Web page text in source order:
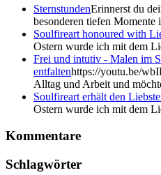
SternstundenErinnerst du
besonderen tiefen Momente
Soulfireart honoured with
Ostern wurde ich mit dem
Frei und intutiv - Malen im
entfaltenhttps://youtu.be/
Alltag und Arbeit und
Soulfireart erhält den
Ostern wurde ich mit dem
Kommentare
Schlagwörter